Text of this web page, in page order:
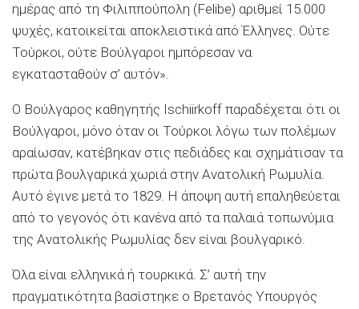
ημέρας από τη Φιλιππούπολη (Felibe) αριθμεί 15.000
ψυχές, κατοικείται αποκλειστικά από Έλληνες. Ούτε
Τούρκοι, ούτε Βούλγαροι ημπόρεσαν να
εγκατασταθούν σ’ αυτόν».
Ο Βούλγαρος καθηγητής Ischiirkoff παραδέχεται ότι οι
Βούλγαροι, μόνο όταν οι Τούρκοι λόγω των πολέμων
αραίωσαν, κατέβηκαν στις πεδιάδες και σχημάτισαν τα
πρώτα βουλγαρικά χωριά στην Ανατολική Ρωμυλία.
Αυτό έγινε μετά το 1829. Η άποψη αυτή επαληθεύεται
από το γεγονός ότι κανένα από τα παλαιά τοπωνύμια
της Ανατολικής Ρωμυλίας δεν είναι βουλγαρικό.
Όλα είναι ελληνικά ή τουρκικά. Σ’ αυτή την
πραγματικότητα βασίστηκε ο Βρετανός Υπουργός